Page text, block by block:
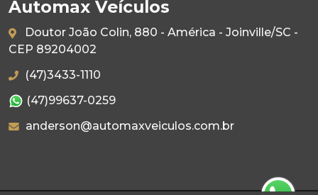
Automax Veículos
Doutor João Colin, 880 - América - Joinville/SC -
CEP 89204002
(47)3433-1110
(47)99637-0259
anderson@automaxveiculos.com.br